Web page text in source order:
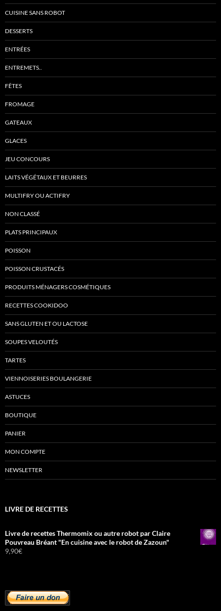
CUISINE SANS ROBOT
DESSERTS
ENTRÉES
ENTREMETS..
FÊTES
FROMAGE
GATEAUX
GLACES
JEU CONCOURS
LAITS VÉGÉTAUX ET BEURRES
MULTIFRY OU ACTIFRY
NON CLASSÉ
PLATS PRINCIPAUX
POISSON
POISSON CRUSTACÉS
PRODUITS MÉNAGERS COSMÉTIQUES
RECETTES COOKIDOO
SANS GLUTEN ET OU LACTOSE
SOUPES VELOUTÉS
TARTES
VIENNOISERIES BOULANGERIE
ASTUCES
BOUTIQUE
PANIER
MON COMPTE
NEWSLETTER
LIVRE DE RECETTES
Livre de recettes Thermomix ou autre robot par Claire
Pouvreau Bréant "En cuisine avec le robot de Zazoun"
9,90€